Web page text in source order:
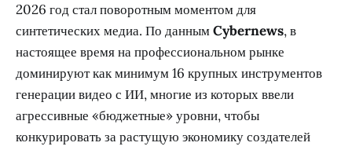
2026 год стал поворотным моментом для
синтетических медиа. По даннымCybernews, в
настоящее время на профессиональном рынке
доминируют как минимум 16 крупных инструментов
генерации видео с ИИ, многие из которых ввели
агрессивные «бюджетные» уровни, чтобы
конкурировать за растущую экономику создателей